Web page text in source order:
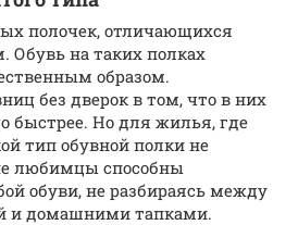
полочек, отличающихся
Обувь на таких полках
образом.
без дверок в том, что в них
быстрее. Но для жилья, где
тип обувной полки не
любимцы способны
обуви, не разбираясь между
и домашними тапками.